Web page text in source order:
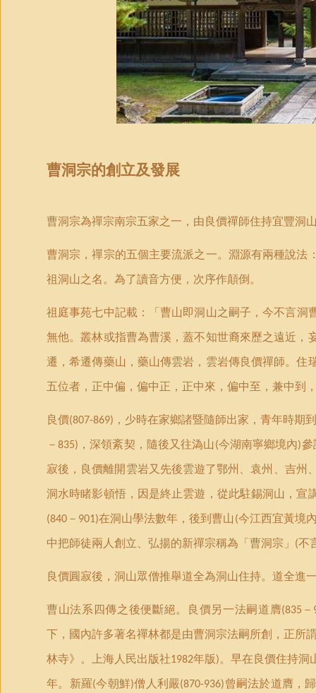
曹洞宗的創立及發展
曹洞宗為禪宗南宗五家之一，由良價禪師住持宜豐洞
曹洞宗，禪宗的五個主要流派之一。淵源有兩種說
祖洞山之名。為了讀音方便，次序作顛倒。
祖庭事苑七中記載： 「曹山即洞山之嗣子，今不言洞
無他。叢林或指曹為曹溪，蓋不知世裔來歷之遠近，
遷，希遷傳藥山，藥山傳雲岩，雲岩傳良價禪師。
五位者，正中偏，偏中正，正中來，偏中至，兼中到
良價(807-869) ，少時在家鄉諸暨隨師出家，青年時期
－ 835) ，深領紊契，隨後又往溈山 (今湖南寧鄉境內)參
寂後，良價離開雲岩又先後雲遊了鄂州、袁州、吉州
洞水時睹影頓悟，因是終止雲遊，從此駐錫洞山，
(840 － 901)在洞山學法數年，後到曹山 (今江西宜黃境
中把師徒兩人創立、弘揚的新禪宗稱為 「曹洞宗 」 (不
良價圓寂後，洞山眾僧推舉道全為洞山住持。道全進
曹山法系四傳之後便斷絕。良價另一法嗣道膺(835 －
下，國內許多著名禪林都是由曹洞宗法嗣所創，正所
林寺》。上海人民出版社1982年版)。早在良價住持洞
年。新羅(今朝鮮)僧人利嚴(870-936)曾嗣法於道膺，